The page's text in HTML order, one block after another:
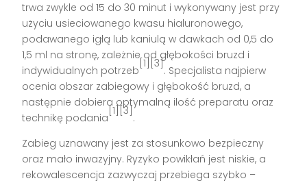
trwa zwykle od 15 do 30 minut i wykonywany jest przy
użyciu usieciowanego kwasu hialuronowego,
podawanego igłą lub kaniulą w dawkach od 0,5 do
1,5 ml na stronę, zależnie od głębokości bruzd i
indywidualnych potrzeb
[1][3]
. Specjalista najpierw
ocenia obszar zabiegowy i głębokość bruzd, a
następnie dobiera optymalną ilość preparatu oraz
technikę podania
[1][3]
.
Zabieg uznawany jest za stosunkowo bezpieczny
oraz mało inwazyjny. Ryzyko powikłań jest niskie, a
rekowalescencja zazwyczaj przebiega szybko –